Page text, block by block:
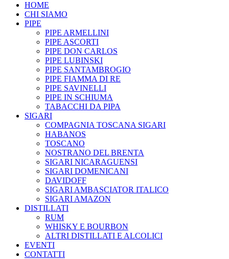
HOME
CHI SIAMO
PIPE
PIPE ARMELLINI
PIPE ASCORTI
PIPE DON CARLOS
PIPE LUBINSKI
PIPE SANTAMBROGIO
PIPE FIAMMA DI RE
PIPE SAVINELLI
PIPE IN SCHIUMA
TABACCHI DA PIPA
SIGARI
COMPAGNIA TOSCANA SIGARI
HABANOS
TOSCANO
NOSTRANO DEL BRENTA
SIGARI NICARAGUENSI
SIGARI DOMENICANI
DAVIDOFF
SIGARI AMBASCIATOR ITALICO
SIGARI AMAZON
DISTILLATI
RUM
WHISKY E BOURBON
ALTRI DISTILLATI E ALCOLICI
EVENTI
CONTATTI